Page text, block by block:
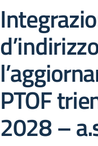
PTOF
2028 –